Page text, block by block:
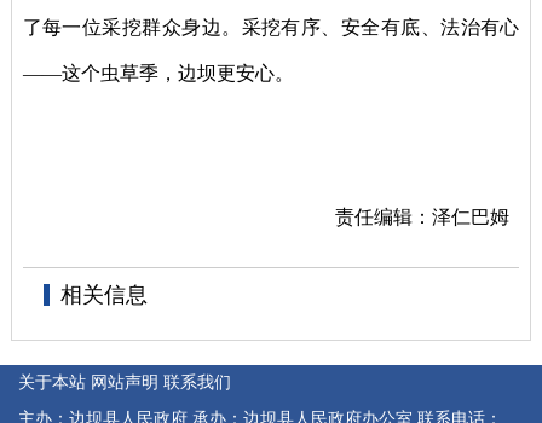
了每一位采挖群众身边。采挖有序、安全有底、法治有心
——这个虫草季，边坝更安心。
责任编辑：泽仁巴姆
相关信息
关于本站 网站声明 联系我们
主办：边坝县人民政府 承办：边坝县人民政府办公室 联系电话：